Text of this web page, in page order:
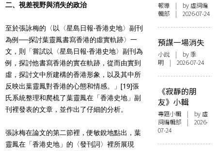
二、視差視野與消失的政治
至於張詠梅的〈以〈星島日報‧香港史地〉副刊
為例──探討葉靈鳳書寫香港的虛實軌跡〉一
文，則「嘗試以〈星島日報‧香港史地〉副刊為
例，探討他書寫香港的實在軌跡，從而由實到
虛，探討文中所建構的香港形象，以及其中所
反映出葉靈鳳對香港的心態和情感。」[19]張
氏系統整理和爬梳了葉靈鳳在「香港史地」副
刊裡發表的文章，並作出了仔細的分析。
張詠梅在論文的第二節裡，便敏銳地點出，葉
靈鳳在「香港史地」的〈發刊詞〉裡所展現
報導 | by 虛詞編
輯部 | 2026-07-24
預謀一場消失
小說 | by 季
明 | 2026-07-24
《寂靜的朋
友》小輯
專題小輯 | by 虛
詞編輯部 | 2026-
07-24